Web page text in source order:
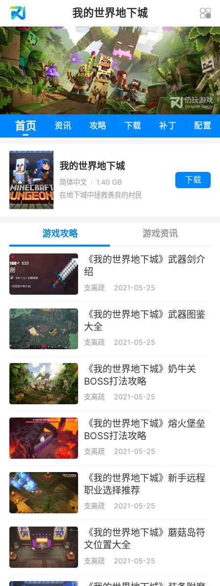
我的世界地下城
首页 资讯 攻略 下载 补丁 配置
我的世界地下城
简体中文
1.40 GB
在地下城中拯救善良的村民
下载
游戏攻略 游戏资讯
《我的世界地下城》武器剑介
绍
支离疏 2021-05-25
《我的世界地下城》武器图鉴
大全
支离疏 2021-05-25
《我的世界地下城》奶牛关
BOSS打法攻略
支离疏 2021-05-25
《我的世界地下城》熔火堡垒
BOSS打法攻略
支离疏 2021-05-25
《我的世界地下城》新手远程
职业选择推荐
支离疏 2021-05-25
《我的世界地下城》蘑菇岛符
文位置大全
支离疏 2021-05-25